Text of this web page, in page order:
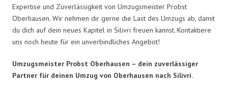
Expertise und Zuverlässigkeit von Umzugsmeister Probst
Oberhausen. Wir nehmen dir gerne die Last des Umzugs ab, damit
du dich auf dein neues Kapitel in Silivri freuen kannst. Kontaktiere
uns noch heute für ein unverbindliches Angebot!
Umzugsmeister Probst Oberhausen – dein zuverlässiger
Partner für deinen Umzug von Oberhausen nach Silivri.